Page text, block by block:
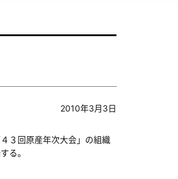
2010年3月3日
３回原産年次大会」の組織
る。